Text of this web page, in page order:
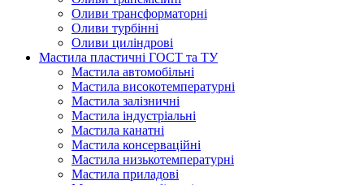
Оливи трансформаторні
Оливи турбінні
Оливи циліндрові
Мастила пластичні ГОСТ та ТУ
Мастила автомобільні
Мастила високотемпературні
Мастила залізничні
Мастила індустріальні
Мастила канатні
Мастила консерваційні
Мастила низькотемпературні
Мастила приладові